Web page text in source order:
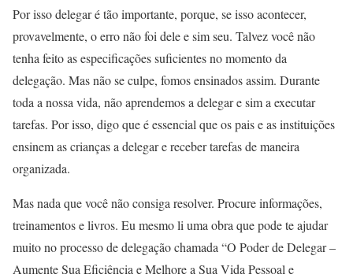
Por isso delegar é tão importante, porque, se isso acontecer,
provavelmente, o erro não foi dele e sim seu. Talvez você não
tenha feito as especificações suficientes no momento da
delegação. Mas não se culpe, fomos ensinados assim. Durante
toda a nossa vida, não aprendemos a delegar e sim a executar
tarefas. Por isso, digo que é essencial que os pais e as instituições
ensinem as crianças a delegar e receber tarefas de maneira
organizada.
Mas nada que você não consiga resolver. Procure informações,
treinamentos e livros. Eu mesmo li uma obra que pode te ajudar
muito no processo de delegação chamada “O Poder de Delegar –
Aumente Sua Eficiência e Melhore a Sua Vida Pessoal e